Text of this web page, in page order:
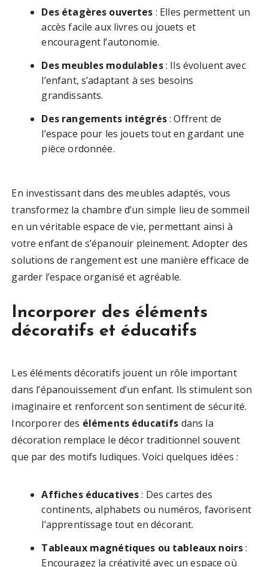
Des étagères ouvertes : Elles permettent un
accès facile aux livres ou jouets et
encouragent l’autonomie.
Des meubles modulables: Ils évoluent avec
l’enfant, s’adaptant à ses besoins
grandissants.
Des rangements intégrés: Offrent de
l’espace pour les jouets tout en gardant une
pièce ordonnée.
En investissant dans des meubles adaptés, vous
transformez la chambre d’un simple lieu de sommeil
en un véritable espace de vie, permettant ainsi à
votre enfant de s’épanouir pleinement. Adopter des
solutions de rangement est une manière efficace de
garder l’espace organisé et agréable.
Incorporer des éléments
décoratifs et éducatifs
Les éléments décoratifs jouent un rôle important
dans l’épanouissement d’un enfant. Ils stimulent son
imaginaire et renforcent son sentiment de sécurité.
Incorporer des éléments éducatifs dans la
décoration remplace le décor traditionnel souvent
que par des motifs ludiques. Voici quelques idées :
Affiches éducatives: Des cartes des
continents, alphabets ou numéros, favorisent
l’apprentissage tout en décorant.
Tableaux magnétiques ou tableaux noirs:
Encouragez la créativité avec un espace où